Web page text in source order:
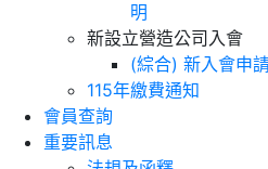
明
新設立營造公司入會
(綜合) 新入會申
115年繳費通知
會員查詢
重要訊息